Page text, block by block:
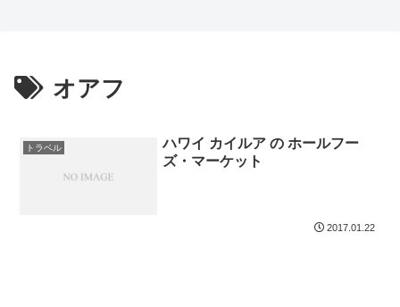
オアフ
トラベル
ハワイ カイルア の ホールフー
ズ・マーケット
2017.01.22